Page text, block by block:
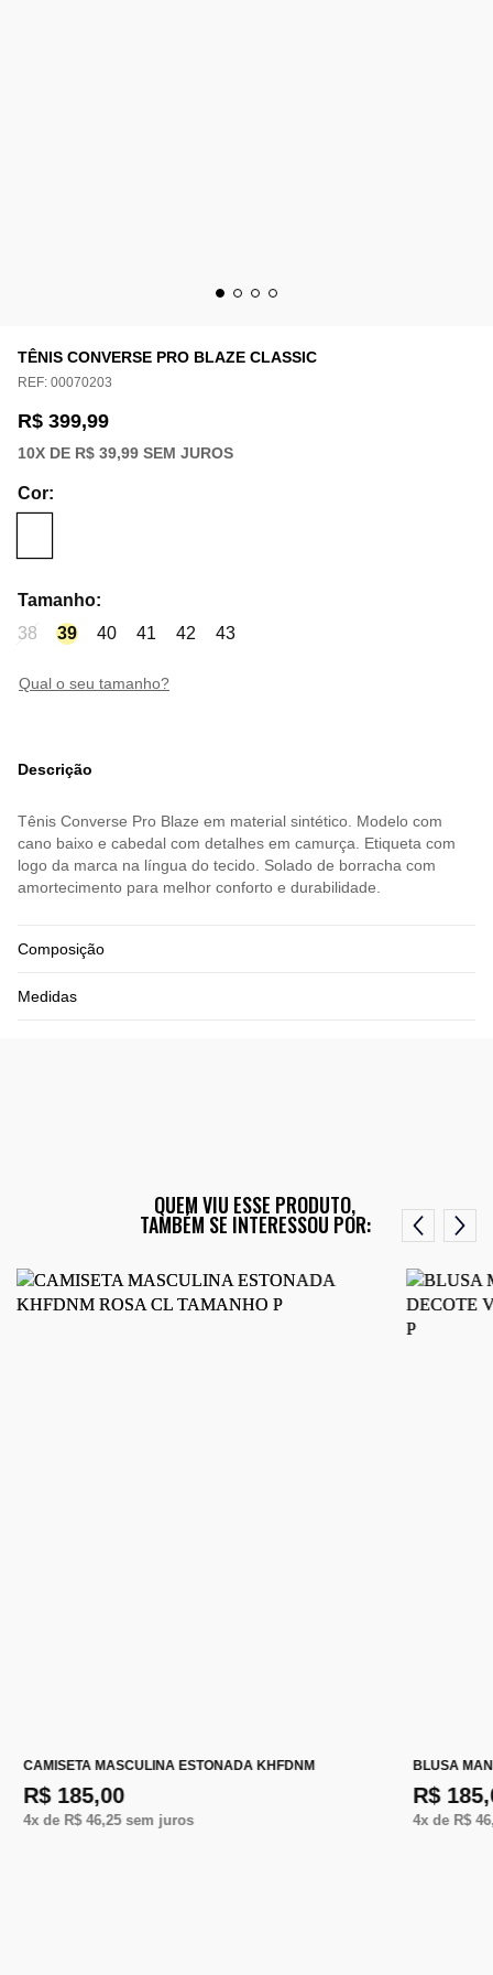
TÊNIS CONVERSE PRO BLAZE CLASSIC
REF: 00070203
R$ 399,99
10X DE R$ 39,99 SEM JUROS
Cor:
Tamanho:
38
39 40 41 42 43
qual o seu tamanho?
Descrição
Tênis Converse Pro Blaze em material sintético. Modelo com
cano baixo e cabedal com detalhes em camurça. Etiqueta com
logo da marca na língua do tecido. Solado de borracha com
amortecimento para melhor conforto e durabilidade.
Composição
Medidas
QUEM VIU ESSE PRODUTO,
TAMBÉM SE INTERESSOU POR:
CAMISETA MASCULINA ESTONADA KHFDNM
R$ 185,00
4x de R$ 46,25sem juros
BLUSA
R$
4x de R$